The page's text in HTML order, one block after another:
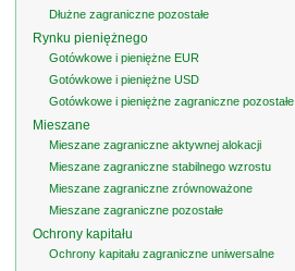
Dłużne zagraniczne pozostałe
Rynku pieniężnego
Gotówkowe i pieniężne EUR
Gotówkowe i pieniężne USD
Gotówkowe i pieniężne zagraniczne pozostałe
Mieszane
Mieszane zagraniczne aktywnej alokacji
Mieszane zagraniczne stabilnego wzrostu
Mieszane zagraniczne zrównoważone
Mieszane zagraniczne pozostałe
Ochrony kapitału
Ochrony kapitału zagraniczne uniwersalne